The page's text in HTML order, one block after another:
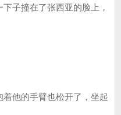
子撞在了张西亚的脸上，
他的手臂也松开了，坐起